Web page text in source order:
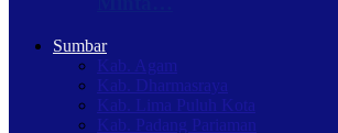
Sumbar
Kab. Agam
Kab. Dharmasraya
Kab. Lima Puluh Kota
Kab. Padang Pariaman